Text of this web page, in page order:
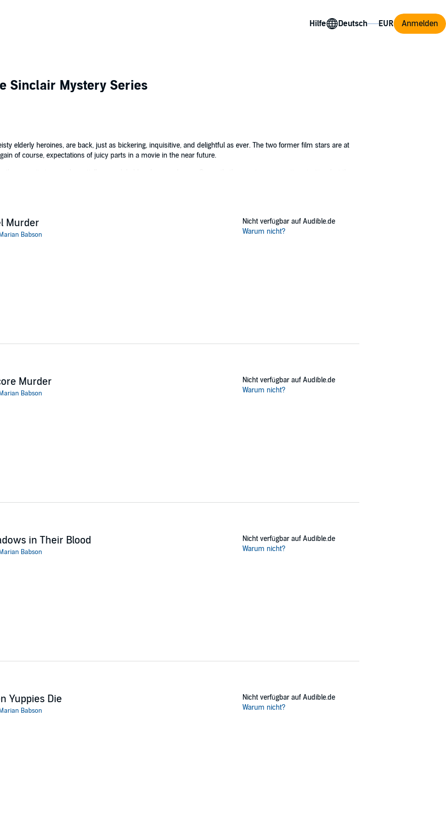
Hilfe Anmelden
Sinclair Mystery Series
elderly heroines, are back, just as bickering, inquisitive, and delightful as ever. The two former film stars are at
of course, expectations of juicy parts in a movie in the near future.
suite in an only partially remodeled London warehouse. Currently the quarters are pretty primitive, but the
their neighbors.
learn. When a young woman's body is pulled out of the river, their suspicions are confirmed, and they are
Murder
Marian Babson
Nicht verfügbar auf Audible.de
Warum nicht?
Murder
Marian Babson
Nicht verfügbar auf Audible.de
Warum nicht?
in Their Blood
Marian Babson
Nicht verfügbar auf Audible.de
Warum nicht?
Yuppies Die
Marian Babson
Nicht verfügbar auf Audible.de
Warum nicht?